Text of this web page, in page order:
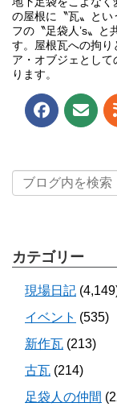
の屋根に〝瓦〟とい
フの〝足袋人’s〟と
す。屋根瓦への拘り
ア・オブジェとし
ります。
カテゴリー
現場日記
イベント (535)
新作瓦 (213)
古瓦 (214)
足袋人の仲間